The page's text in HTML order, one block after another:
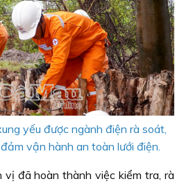
yếu được ngành điện rà soát,
vận hành an toàn lưới điện.
vị đã hoàn thành việc kiểm tra, rà